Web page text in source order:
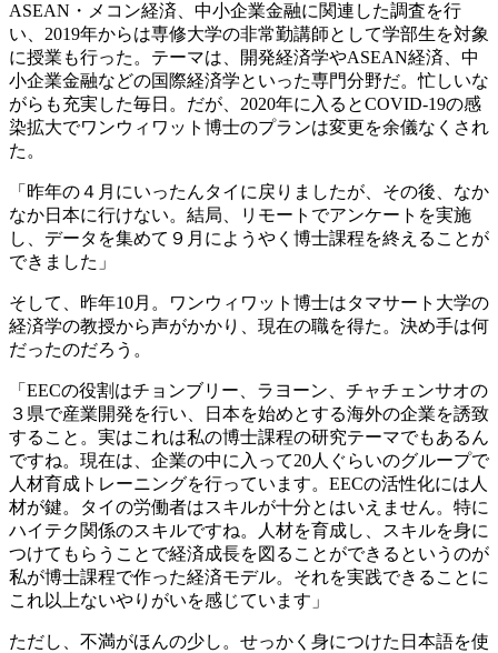
ASEAN・メコン経済、中小企業金融に関連した調査を行
い、2019年からは専修大学の非常勤講師として学部生を対象
に授業も行った。テーマは、開発経済学やASEAN経済、中
小企業金融などの国際経済学といった専門分野だ。忙しいな
がらも充実した毎日。だが、2020年に入るとCOVID-19の感
染拡大でワンウィワット博士のプランは変更を余儀なくされ
た。
「昨年の４月にいったんタイに戻りましたが、その後、なか
なか日本に行けない。結局、リモートでアンケートを実施
し、データを集めて９月にようやく博士課程を終えることが
できました」
そして、昨年10月。ワンウィワット博士はタマサート大学の
経済学の教授から声がかかり、現在の職を得た。決め手は何
だったのだろう。
「EECの役割はチョンブリー、ラヨーン、チャチェンサオの
３県で産業開発を行い、日本を始めとする海外の企業を誘致
すること。実はこれは私の博士課程の研究テーマでもあるん
ですね。現在は、企業の中に入って20人ぐらいのグループで
人材育成トレーニングを行っています。EECの活性化には人
材が鍵。タイの労働者はスキルが十分とはいえません。特に
ハイテク関係のスキルですね。人材を育成し、スキルを身に
つけてもらうことで経済成長を図ることができるというのが
私が博士課程で作った経済モデル。それを実践できることに
これ以上ないやりがいを感じています」
ただし、不満がほんの少し。せっかく身につけた日本語を使